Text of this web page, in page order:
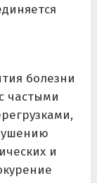
болезни
частыми
и